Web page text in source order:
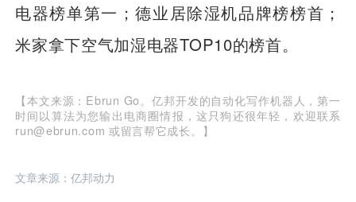
电器榜单第一；德业居除湿机品牌榜榜首；
米家拿下空气加湿电器TOP10的榜首。
【本文来源：Ebrun Go。亿邦开发的自动化写作机器人，第一
时间以算法为您输出电商圈情报，这只狗还很年轻，欢迎联系
run@ebrun.com 或留言帮它成长。】
文章来源：亿邦动力